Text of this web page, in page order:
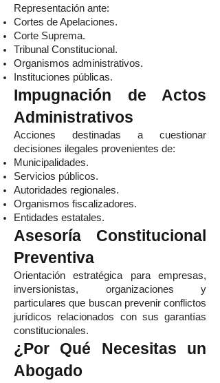
Representación ante:
Cortes de Apelaciones.
Corte Suprema.
Tribunal Constitucional.
Organismos administrativos.
Instituciones públicas.
Impugnación de Actos
Administrativos
Acciones destinadas a cuestionar
decisiones ilegales provenientes de:
Municipalidades.
Servicios públicos.
Autoridades regionales.
Organismos fiscalizadores.
Entidades estatales.
Asesoría Constitucional
Preventiva
Orientación estratégica para empresas,
inversionistas, organizaciones y
particulares que buscan prevenir conflictos
jurídicos relacionados con sus garantías
constitucionales.
¿Por Qué Necesitas un
Abogado